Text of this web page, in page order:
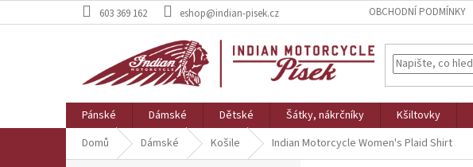
na
603 369 162 eshop@indian-pisek.cz OBCHODNÍ PODMÍNKY
Pánské Dámské Dětské Šátky, nákrčníky Kšiltovky
Domů
Dámské Košile Indian Motorcycle Women's Plaid Shirt